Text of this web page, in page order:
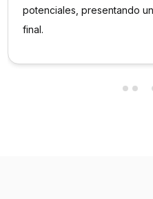
equipo de Scanova,